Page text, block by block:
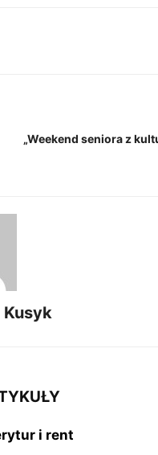
„Weekend seniora z
Kusyk
i rent